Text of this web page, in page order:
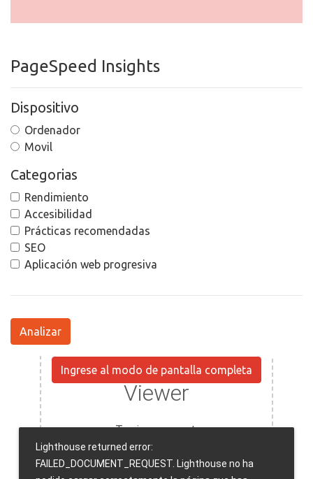
PageSpeed Insights
Dispositivo
Ordenador
Movil
Categorias
Rendimiento
Accesibilidad
Prácticas recomendadas
SEO
Aplicación web progresiva
Analizar
Ingrese al modo de pantalla completa